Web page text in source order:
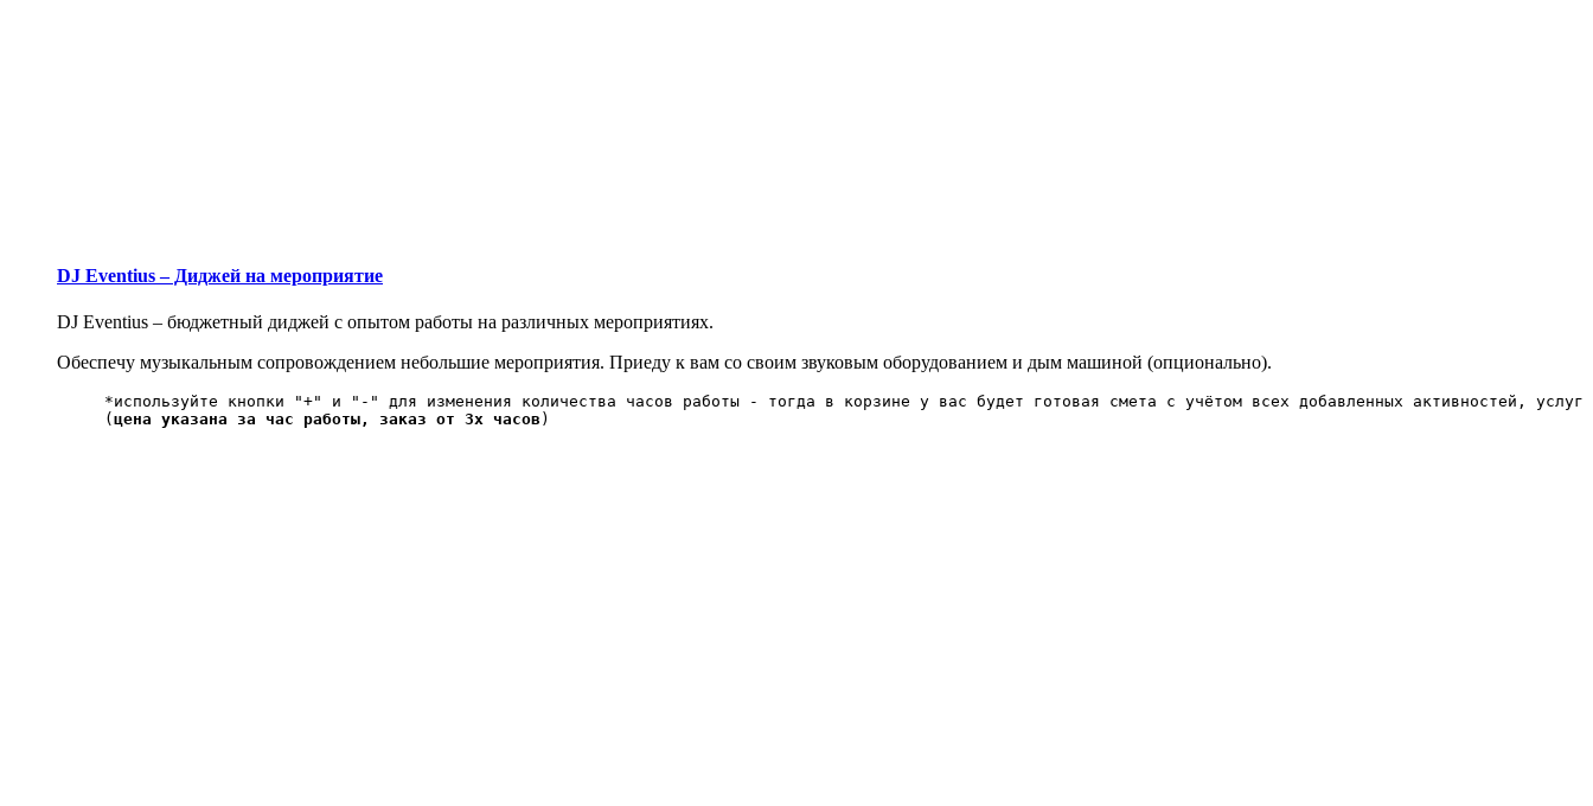
DJ Eventius – Диджей на мероприятие
DJ Eventius – бюджетный диджей с опытом работы на различных мероприятиях.
Обеспечу музыкальным сопровождением небольшие мероприятия. Приеду к вам со своим звуковым оборудованием и дым машиной (опционально).
*используйте кнопки "+" и "-" для изменения количества часов работы - тогда в корзине у вас будет готовая смета с учётом всех добавленных активностей, услуг
( цена указана за час работы, заказ от 3х часов )